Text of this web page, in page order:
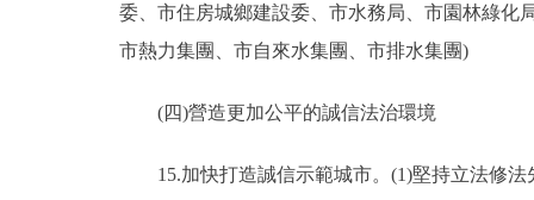
委、市住房城鄉建設委、市水務局、市園林綠化
市熱力集團、市自來水集團、市排水集團)
(四)營造更加公平的誠信法治環境
15.加快打造誠信示範城市。(1)堅持立法修法